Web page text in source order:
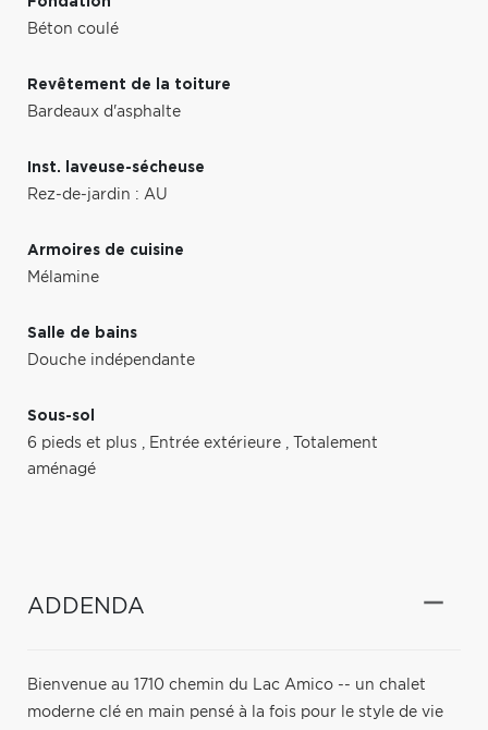
Béton coulé
Revêtement de la toiture
Bardeaux d'asphalte
Inst. laveuse-sécheuse
Rez-de-jardin : AU
Armoires de cuisine
Mélamine
Salle de bains
Douche indépendante
Sous-sol
6 pieds et plus , Entrée extérieure ,
Totalement
aménagé
ADDENDA
Bienvenue au 1710 chemin du Lac Amico -- un chalet
moderne clé en main pensé à la fois pour le style de vie